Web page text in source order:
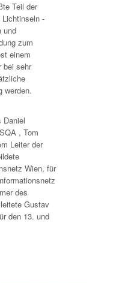
Teil der
-
und
zum
einem
bei sehr
werden.
Daniel
, Tom
Leiter der
Wien, für
des
Gustav
den 13. und